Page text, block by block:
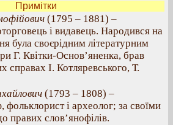
Примітки
(1795 – 1881) –
і видавець. Народився на
була своєрідним літературним
Г. Квітки-Основ’яненка, брав
справах І. Котляревського, Т.
(1793 – 1808) –
фольклорист і археолог; за своїми
правих слов’янофілів.